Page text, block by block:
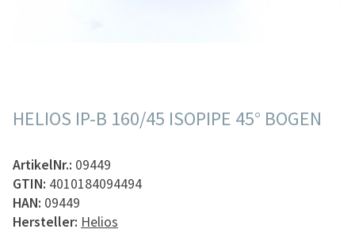
HELIOS IP-B 160/45 ISOPIPE 45° BOGEN
ArtikelNr.: 09449
GTIN: 4010184094494
HAN: 09449
Hersteller: Helios